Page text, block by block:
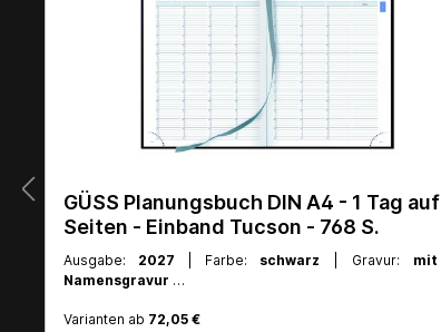
GÜSS Planungsbuch - Praxis-Timer DIN
A4 - 400 S. - 1 Tag auf 1 Seite - Tucson
Einband
Ausgabe: 2027 | Farbe: schwarz | Gravur: mit
Namensgravur
Varianten ab 47,99 €